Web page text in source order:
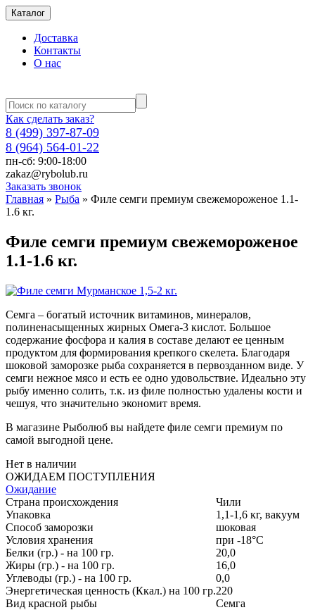
Каталог
Доставка
Контакты
О нас
Как сделать заказ?
8 (499) 397-87-09
8 (964) 564-01-22
пн-сб: 9:00-18:00
zakaz@rybolub.ru
Заказать звонок
Главная » Рыба » Филе семги премиум свежемороженое 1.1-
1.6 кг.
Филе семги премиум свежемороженое
1.1-1.6 кг.
Семга – богатый источник витаминов, минералов,
полиненасыщенных жирных Омега-3 кислот. Большое
содержание фосфора и калия в составе делают ее ценным
продуктом для формирования крепкого скелета. Благодаря
шоковой заморозке рыба сохраняется в первозданном виде. У
семги нежное мясо и есть ее одно удовольствие. Идеально эту
рыбу именно солить, т.к. из филе полностью удалены кости и
чешуя, что значительно экономит время.
В магазине Рыболюб вы найдете филе семги премиум по
самой выгодной цене.
Нет в наличии
ОЖИДАЕМ ПОСТУПЛЕНИЯ
Ожидание
Страна происхождения
Чили
Упаковка
1,1-1,6 кг, вакуум
Способ заморозки
шоковая
Условия хранения
при -18°С
Белки (гр.) - на 100 гр.
20,0
Жиры (гр.) - на 100 гр.
16,0
Углеводы (гр.) - на 100 гр.
0,0
Энергетическая ценность (Ккал.) на 100 гр.220
Вид красной рыбы
Семга